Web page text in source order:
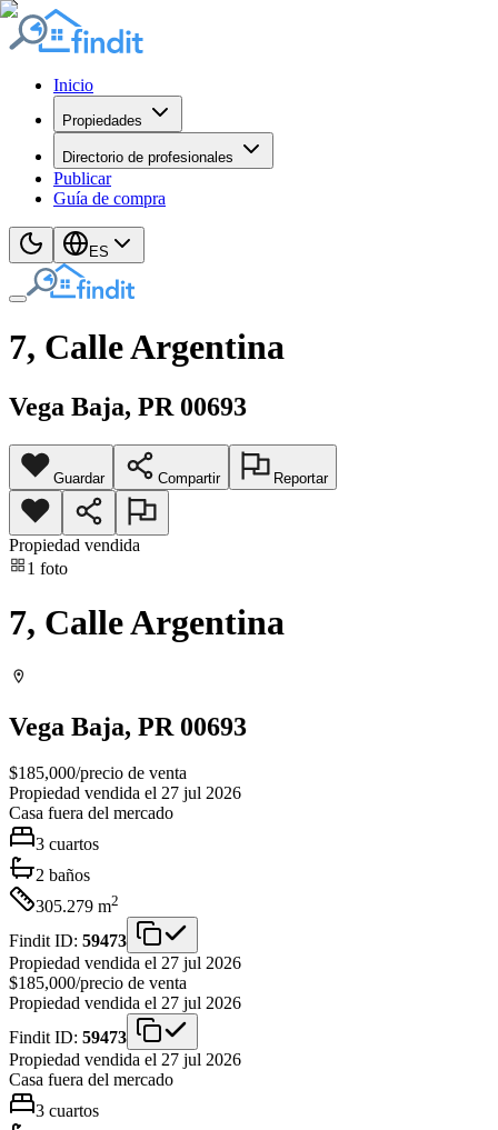
Inicio
Propiedades
Directorio de profesionales
Publicar
Guía de compra
ES
7, Calle Argentina
Vega Baja, PR 00693
Guardar Compartir Reportar
Propiedad vendida
1 foto
7, Calle Argentina
Vega Baja, PR 00693
$185,000/precio de venta
Propiedad vendida el 27 jul 2026
Casa fuera del mercado
3 cuartos
2 baños
305.279 m2
Findit ID: 59473
Propiedad vendida el 27 jul 2026
$185,000/precio de venta
Propiedad vendida el 27 jul 2026
Findit ID: 59473
Propiedad vendida el 27 jul 2026
Casa fuera del mercado
3 cuartos